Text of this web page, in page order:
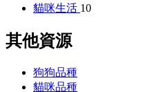
貓咪生活 10
其他資源
狗狗品種
貓咪品種